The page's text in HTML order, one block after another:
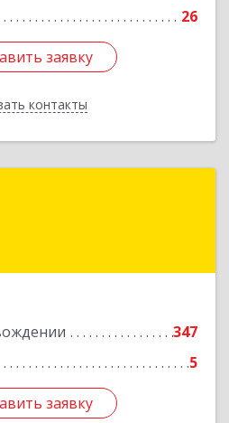
26
заявку
контакты
Подробнее
заявку
Назад
347
5
заявку
область - Кузбасс обл,
заявку